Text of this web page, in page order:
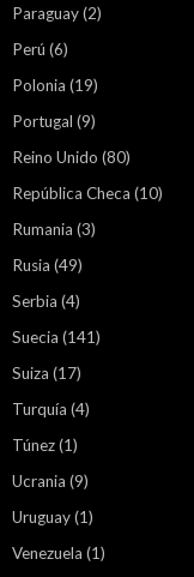
Paraguay(2)
Perú (6)
Polonia (19)
Portugal (9)
Reino Unido (80)
República Checa (10)
Rumania (3)
Rusia (49)
Serbia (4)
Suecia (141)
Suiza (17)
Turquía (4)
Túnez(1)
Ucrania (9)
Uruguay(1)
Venezuela (1)